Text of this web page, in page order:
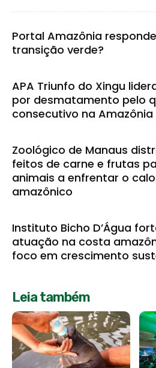
Portal Amazônia
transição verde?
APA Triunfo do Xingu
por desmatamento pelo
consecutivo na Amazônia
Zoológico de Manaus
feitos de carne e frutas
animais a enfrentar o
amazônico
Instituto Bicho D’Água
atuação na costa
foco em crescimento
Leia também